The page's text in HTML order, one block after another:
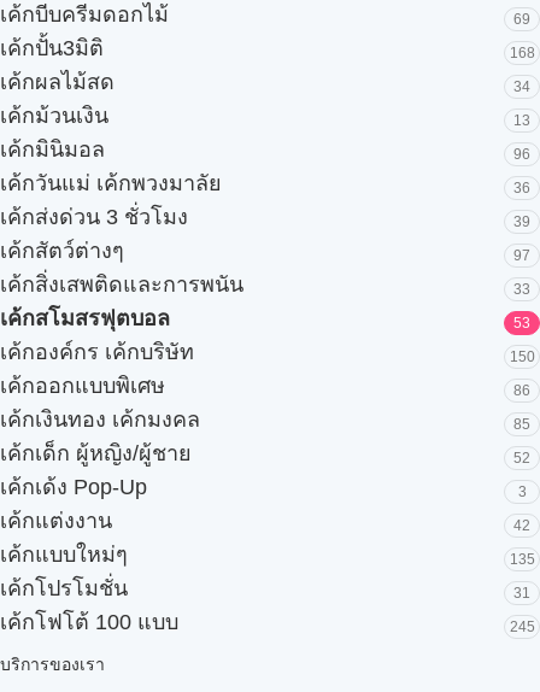
เค้กบีบครีมดอกไม้ 69
เค้กปั้น3มิติ 168
เค้กผลไม้สด 34
เค้กม้วนเงิน 13
เค้กมินิมอล 96
เค้กวันแม่ เค้กพวงมาลัย 36
เค้กส่งด่วน 3 ชั่วโมง 39
เค้กสัตว์ต่างๆ 97
เค้กสิ่งเสพติดและการพนัน 33
เค้กสโมสรฟุตบอล 53
เค้กองค์กร เค้กบริษัท 150
เค้กออกแบบพิเศษ 86
เค้กเงินทอง เค้กมงคล 85
เค้กเด็ก ผู้หญิง/ผู้ชาย 52
เค้กเด้ง Pop-Up 3
เค้กแต่งงาน 42
เค้กแบบใหม่ๆ 135
เค้กโปรโมชั่น 31
เค้กโฟโต้ 100 แบบ 245
บริการของเรา